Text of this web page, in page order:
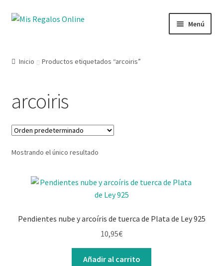
Menú
Secciones
Ofertas
Novedades
Lista de deseos
Inicio Productos etiquetados “arcoiris”
arcoiris
Mostrando el único resultado
Pendientes nube y arcoíris de tuerca de Plata de Ley 925
10,95€
Añadir al carrito